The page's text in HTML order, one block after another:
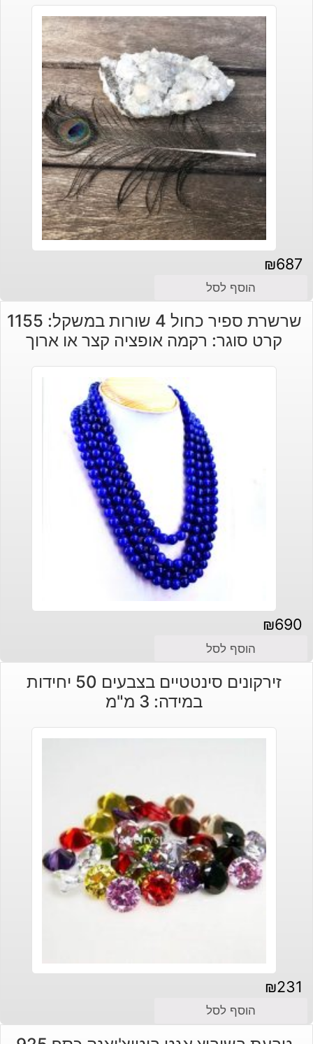
₪687
הוסף לסל
שרשרת ספיר כחול 4 שורות במשקל: 1155
קרט סוגר: רקמה אופציה קצר או ארוך
₪690
הוסף לסל
זירקונים סינטטיים בצבעים 50 יחידות
במידה: 3 מ"מ
₪231
הוסף לסל